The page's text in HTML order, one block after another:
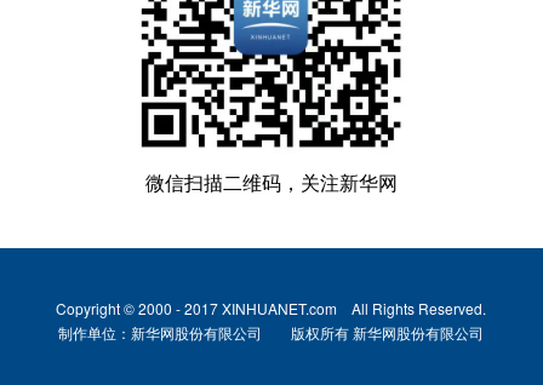
微信扫描二维码，关注新华网
Copyright © 2000 - 2017 XINHUANET.com All Rights Reserved.
制作单位：新华网股份有限公司 版权所有 新华网股份有限公司